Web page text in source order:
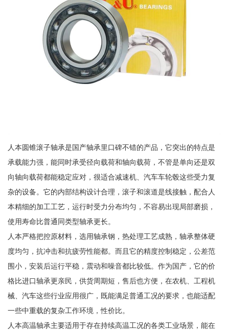
人本圆锥滚子轴承是国产轴承里口碑不错的产品，它突出的特点是
承载能力强，能同时承受径向载荷和轴向载荷，不管是单向还是双
向轴向载荷都能稳定应对，很适合减速机、汽车车轮毂这些受力复
杂的设备。它的内部结构设计合理，滚子和滚道是线接触，配合人
本精细的加工工艺，运行时受力分布均匀，不容易出现局部磨损，
使用寿命比普通同类型轴承更长。
人本严格把控原材料，选用轴承钢，热处理工艺成熟，轴承整体硬
度均匀，抗冲击和抗疲劳性能都。而且它的精度控制稳定，公差范
围小，安装后运行平稳，震动和噪音都比较低。作为国产，它的价
格比进口轴承更亲民，供货周期短，售后也方便，在农机、工程机
械、汽车这些行业应用很广，既能满足普通工况的要求，也能适配
一些中重载的复杂工作环境，性价比。
人本高温轴承主要适用于存在持续高温工况的各类工业场景，能在